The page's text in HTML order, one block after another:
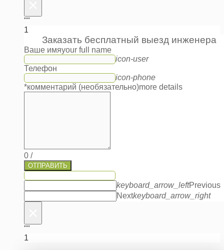
""
1
Заказать бесплатный выезд инженера
Ваше имяyour full name
icon-user
Телефон
icon-phone
*комментарий (необязательно)more details
0 /
ОТПРАВИТЬ
keyboard_arrow_leftPrevious
Nextkeyboard_arrow_right
""
1